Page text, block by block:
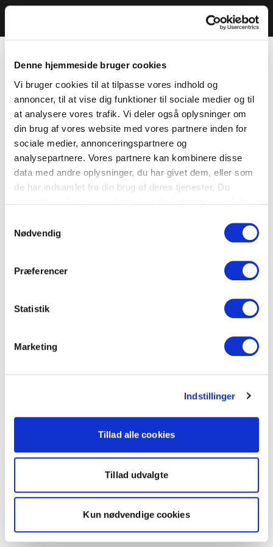
Denne hjemmeside bruger cookies
Vi bruger cookies til at tilpasse vores indhold og
annoncer, til at vise dig funktioner til sociale medier og til
at analysere vores trafik. Vi deler også oplysninger om
din brug af vores website med vores partnere inden for
sociale medier, annonceringspartnere og
analysepartnere. Vores partnere kan kombinere disse
data med andre oplysninger, du har givet dem, eller som
de har indsamlet fra din brug af deres tjenester. Du
Nødvendig
Præferencer
Statistik
Marketing
Indstillinger
Tillad alle cookies
Tillad udvalgte
Kun nødvendige cookies